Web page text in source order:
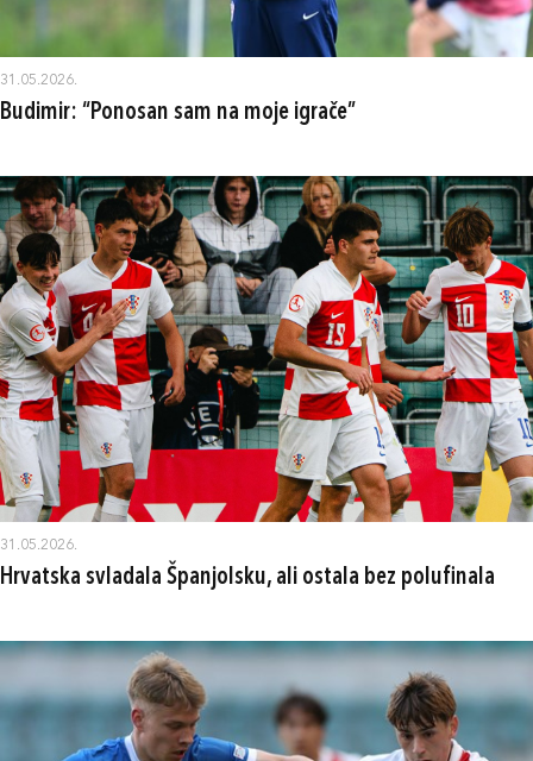
31.05.2026.
Budimir: “Ponosan sam na moje igrače”
31.05.2026.
Hrvatska svladala Španjolsku, ali ostala bez polufinala